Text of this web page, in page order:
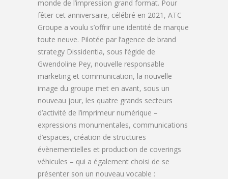
monde de l’impression grand format. Pour
fêter cet anniversaire, célébré en 2021, ATC
Groupe a voulu s’offrir une identité de marque
toute neuve. Pilotée par l’agence de brand
strategy Dissidentia, sous l’égide de
Gwendoline Pey, nouvelle responsable
marketing et communication, la nouvelle
image du groupe met en avant, sous un
nouveau jour, les quatre grands secteurs
d’activité de l’imprimeur numérique –
expressions monumentales, communications
d’espaces, création de structures
évènementielles et production de coverings
véhicules – qui a également choisi de se
présenter son un nouveau vocable :